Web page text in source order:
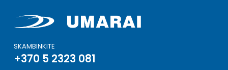
SKAMBINKITE
+370 5 2323 081